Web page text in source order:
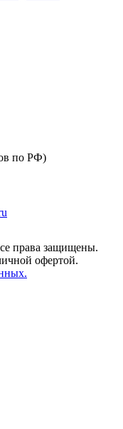
по РФ)
права защищены.
офертой.